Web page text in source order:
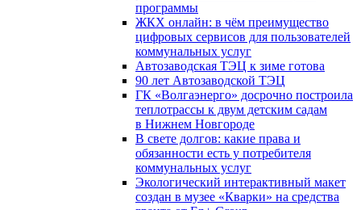
программы
ЖКХ онлайн: в чём преимущество
цифровых сервисов для пользователей
коммунальных услуг
Автозаводская ТЭЦ к зиме готова
90 лет Автозаводской ТЭЦ
ГК «Волгаэнерго» досрочно построила
теплотрассы к двум детским садам
в Нижнем Новгороде
В свете долгов: какие права и
обязанности есть у потребителя
коммунальных услуг
Экологический интерактивный макет
создан в музее «Кварки» на средства